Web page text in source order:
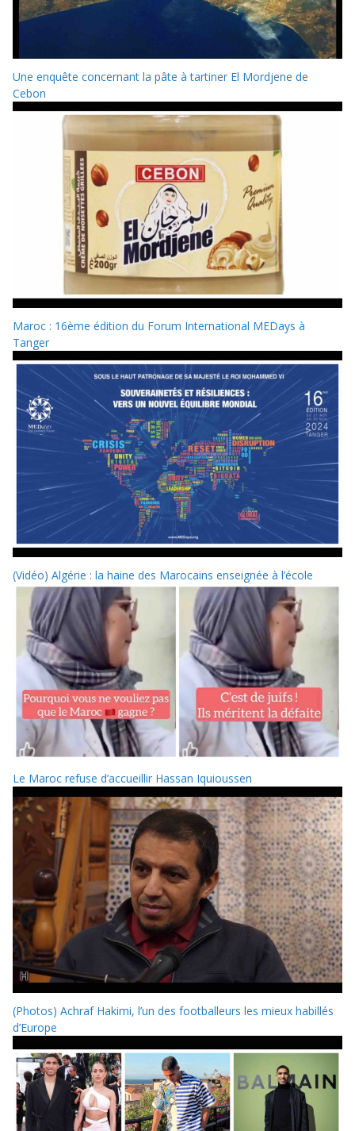
Une enquête concernant la pâte à tartiner El Mordjene de
Cebon
Maroc : 16ème édition du Forum International MEDays à
Tanger
(Vidéo) Algérie : la haine des Marocains enseignée à l’école
Le Maroc refuse d’accueillir Hassan Iquioussen
(Photos) Achraf Hakimi, l’un des footballeurs les mieux habillés
d’Europe